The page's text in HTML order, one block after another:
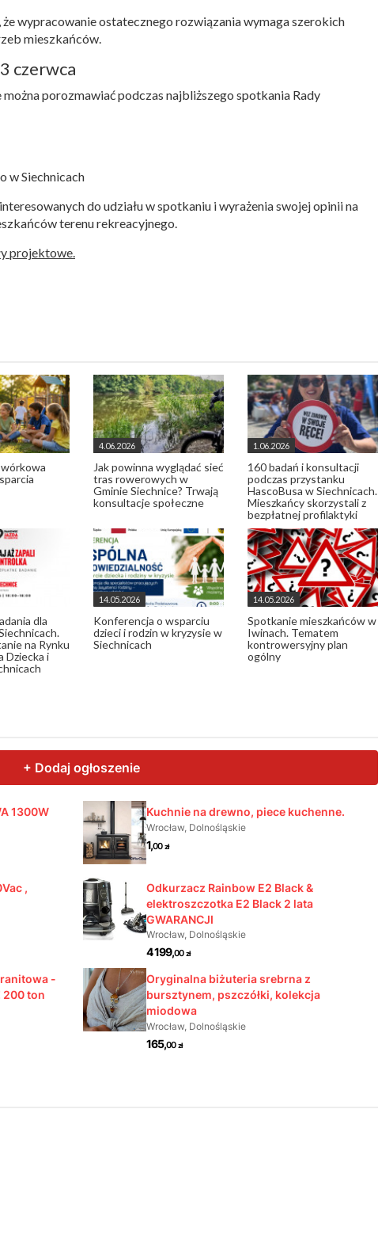
że wypracowanie ostatecznego rozwiązania wymaga szerokich
mieszkańców.
czerwca
porozmawiać podczas najbliższego spotkania Rady
w Siechnicach
do udziału w spotkaniu i wyrażenia swojej opinii na
terenu rekreacyjnego.
projektowe.
4.06.2026
Jak powinna wyglądać sieć
tras rowerowych w
Gminie Siechnice? Trwają
konsultacje społeczne
1.06.2026
160 badań i konsultacji
podczas przystanku
HascoBusa w Siechnicach.
Mieszkańcy skorzystali z
bezpłatnej profilaktyki
dla
na Rynku
Dziecka i
14.05.2026
Konferencja o wsparciu
dzieci i rodzin w kryzysie w
Siechnicach
14.05.2026
Spotkanie mieszkańców w
Iwinach. Tematem
kontrowersyjny plan
ogólny